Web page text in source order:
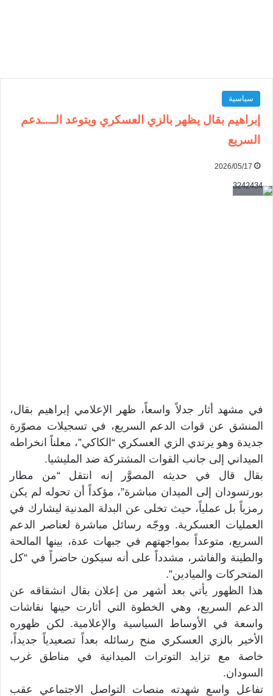
سياسية
إبراهيم بقال يظهر بالزي العسكري ويتوعد الــ.ـدعم
السريع
2026/05/17
في مشهد أثار جدلاً واسعاً، ظهر الإعلامي إبراهيم بقال،
المنشق عن قوات الدعم السريع، في تسجيلات مصوّرة
جديدة وهو يرتدي الزي العسكري “الكاكي”، معلناً انخراطه
الميداني إلى جانب القوات المشتركة ضد المليشيا.
بقال قال في حديثه المصوَّر إنه انتقل “من مطار
بورتسودان إلى الميدان مباشرة”، مؤكداً أن تحوله لم يكن
رمزياً بل عملياً، حيث تخلى عن البدلة المدنية ليشارك في
العمليات العسكرية. ووجّه رسائل مباشرة لعناصر الدعم
السريع، متوعداً بمواجهتهم في جبهات عدة، بينها المالحة
والطينة والفاشر، مشدداً على أنه سيكون حاضراً في “كل
المتحركات والميادين”.
هذا الظهور يأتي بعد أشهر من إعلان بقال انشقاقه عن
الدعم السريع، وهي الخطوة التي أثارت حينها نقاشات
واسعة في الأوساط السياسية والإعلامية. لكن ظهوره
الأخير بالزي العسكري منح رسائله بعداً تصعيدياً جديداً،
خاصة مع تزايد التوترات الميدانية في مناطق غرب
السودان.
تفاعل واسع شهدته منصات التواصل الاجتماعي عقب